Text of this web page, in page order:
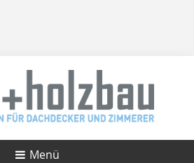
Menü